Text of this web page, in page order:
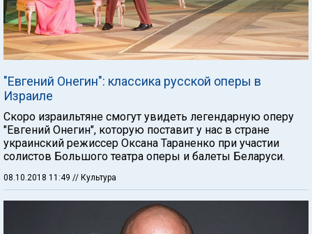
"Евгений Онегин": классика русской оперы в
Израиле
Скоро израильтяне смогут увидеть легендарную оперу
"Евгений Онегин", которую поставит у нас в стране
украинский режиссер Оксана Тараненко при участии
солистов Большого театра оперы и балеты Беларуси.
08.10.2018 11:49 // Культура